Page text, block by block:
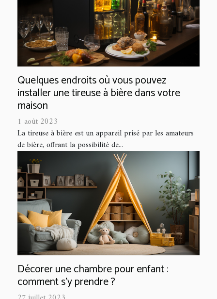
Quelques endroits où vous pouvez
installer une tireuse à bière dans votre
maison
1 août 2023
La tireuse à bière est un appareil prisé par les amateurs
de bière, offrant la possibilité de...
Décorer une chambre pour enfant :
comment s’y prendre ?